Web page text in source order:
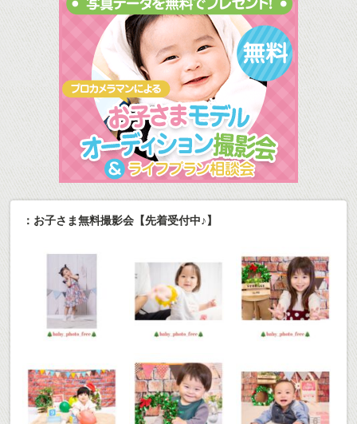
：お子さま無料撮影会【先着受付中♪】